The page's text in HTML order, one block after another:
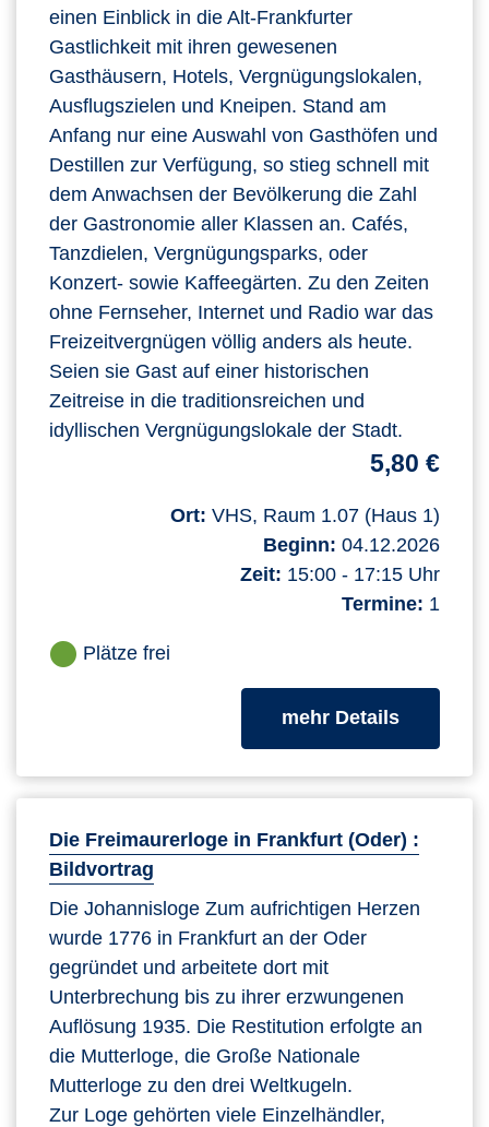
einen Einblick in die Alt-Frankfurter
Gastlichkeit mit ihren gewesenen
Gasthäusern, Hotels, Vergnügungslokalen,
Ausflugszielen und Kneipen. Stand am
Anfang nur eine Auswahl von Gasthöfen und
Destillen zur Verfügung, so stieg schnell mit
dem Anwachsen der Bevölkerung die Zahl
der Gastronomie aller Klassen an. Cafés,
Tanzdielen, Vergnügungsparks, oder
Konzert- sowie Kaffeegärten. Zu den Zeiten
ohne Fernseher, Internet und Radio war das
Freizeitvergnügen völlig anders als heute.
Seien sie Gast auf einer historischen
Zeitreise in die traditionsreichen und
idyllischen Vergnügungslokale der Stadt.
5,80 €
Ort: VHS, Raum 1.07 (Haus 1)
Beginn: 04.12.2026
Zeit: 15:00 - 17:15 Uhr
Termine: 1
Plätze frei
mehr Detailszum
Die Freimaurerloge in Frankfurt (Oder) :
Bildvortrag
Die Johannisloge Zum aufrichtigen Herzen
wurde 1776 in Frankfurt an der Oder
gegründet und arbeitete dort mit
Unterbrechung bis zu ihrer erzwungenen
Auflösung 1935. Die Restitution erfolgte an
die Mutterloge, die Große Nationale
Mutterloge zu den drei Weltkugeln.
Zur Loge gehörten viele Einzelhändler,